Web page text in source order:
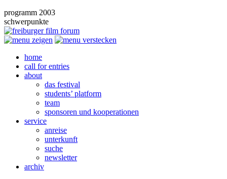
programm 2003
schwerpunkte
home
call for entries
about
das festival
students’ platform
team
sponsoren und kooperationen
service
anreise
unterkunft
suche
newsletter
archiv